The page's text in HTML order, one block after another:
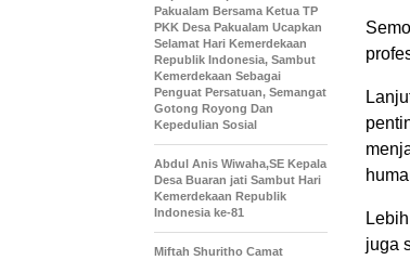
juga
Pakualam Bersama Ketua TP
PKK Desa Pakualam Ucapkan
Selamat Hari Kemerdekaan
Republik Indonesia, Sambut
Kemerdekaan Sebagai
Penguat Persatuan, Semangat
Gotong Royong Dan
Kepedulian Sosial
Abdul Anis Wiwaha,SE Kepala
Desa Buaran jati Sambut Hari
Kemerdekaan Republik
Indonesia ke-81
Miftah Shuritho Camat